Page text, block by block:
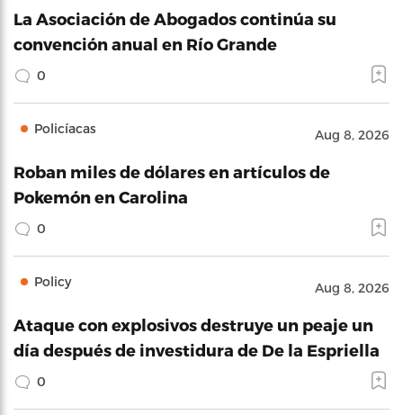
La Asociación de Abogados continúa su
convención anual en Río Grande
0
Policíacas Aug 8, 2026
Roban miles de dólares en artículos de
Pokemón en Carolina
0
Policy Aug 8, 2026
Ataque con explosivos destruye un peaje un
día después de investidura de De la Espriella
0